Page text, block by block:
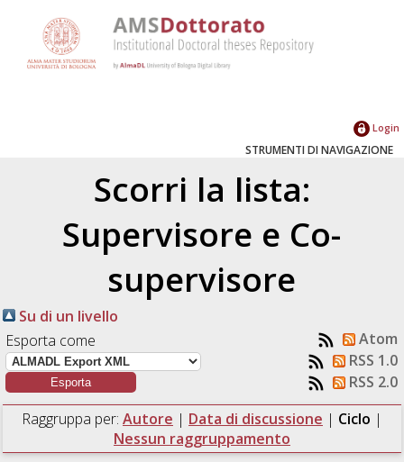
Login
STRUMENTI DI NAVIGAZIONE
Scorri la lista:
Supervisore e Co-
supervisore
Su di un livello
Esporta come
Atom
RSS 1.0
RSS 2.0
Raggruppa per: Autore | Data di discussione | Ciclo |
Nessun raggruppamento